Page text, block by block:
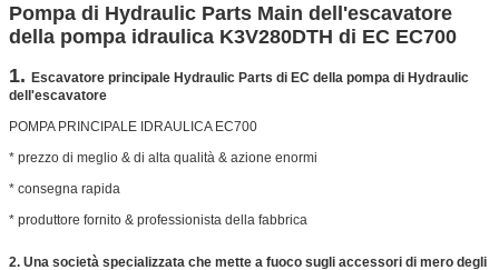
Pompa di Hydraulic Parts Main dell'escavatore
della pompa idraulica K3V280DTH di EC EC700
1. Escavatore principale Hydraulic Parts di EC della pompa di Hydraulic
dell'escavatore
POMPA PRINCIPALE IDRAULICA EC700
* prezzo di meglio & di alta qualità & azione enormi
* consegna rapida
* produttore fornito & professionista della fabbrica
2. Una società specializzata che mette a fuoco sugli accessori di mero degli